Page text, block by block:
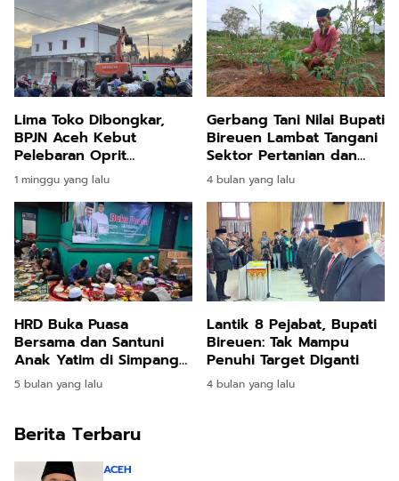
Lima Toko Dibongkar,
BPJN Aceh Kebut
Pelebaran Oprit
Jembatan Baru Kuta
Blang
1 minggu yang lalu
Gerbang Tani Nilai Bupati
Bireuen Lambat Tangani
Sektor Pertanian dan
Perikanan
4 bulan yang lalu
HRD Buka Puasa
Bersama dan Santuni
Anak Yatim di Simpang
Mamplam
5 bulan yang lalu
Lantik 8 Pejabat, Bupati
Bireuen: Tak Mampu
Penuhi Target Diganti
4 bulan yang lalu
Berita Terbaru
ACEH